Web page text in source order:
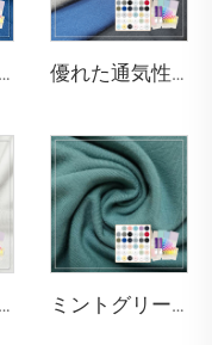
天然で環境にやさしく、抗菌・消臭性のある290gsm 63% バンブー、27% オーガニックコットン、10% スパンデックスのジャージー生地は、高級スポーツウォームウェアに最適です 優れた通気性 吸湿発散性 抗菌 吸湿性 ストレッチ性 環境にやさしいバンブー生地 生地用
有機ニットストレッチ素材 高級感のある質感 45%バンブー 20%シーセル 29%ソロナ 6%スパンデックス 環境にやさしい生地 2023年版（アクティブウェア・Tシャツ用） ミントグリーン 220GSM バンブー・オーガニックコットン・スパンデックス ジャージ生地（アパレル・スポーツウェア用、抗菌・環境にやさしい仕様）